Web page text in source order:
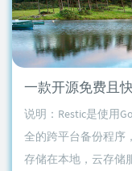
说明：Restic是使用
全的跨平台备份程序
存储在本地，云存储